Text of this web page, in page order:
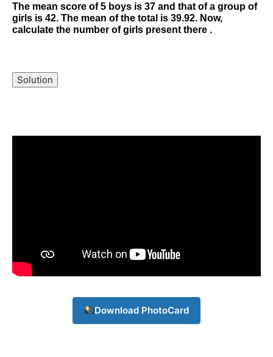
The mean score of 5 boys is 37 and that of a group of
girls is 42. The mean of the total is 39.92. Now,
calculate the number of girls present there .
Download PhotoCard